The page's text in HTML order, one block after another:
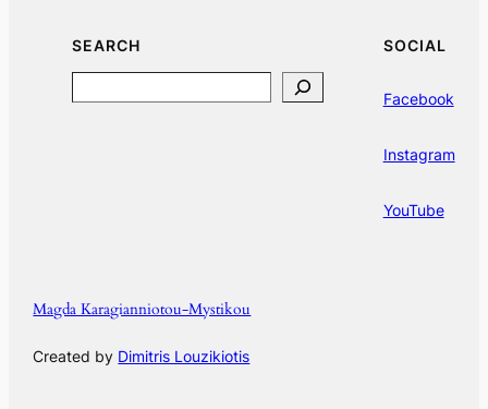
SEARCH SOCIAL
Facebook
Instagram
YouTube
Magda Karagianniotou-Mystikou
Created by Dimitris Louzikiotis